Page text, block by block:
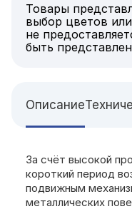
Товары
выбор цветов
не
быть
Описание
За счёт высокой
короткий период
подвижным
металлических